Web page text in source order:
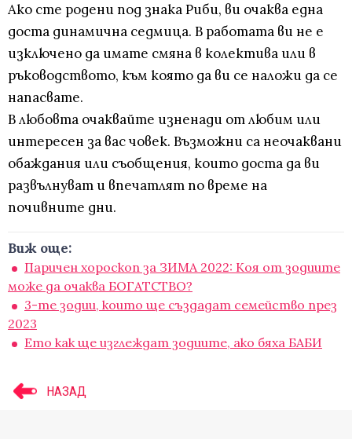
Ако сте родени под знака Риби, ви очаква една
доста динамична седмица. В работата ви не е
изключено да имате смяна в колектива или в
ръководството, към която да ви се наложи да се
напасвате.
В любовта очаквайте изненади от любим или
интересен за вас човек. Възможни са неочаквани
обаждания или съобщения, които доста да ви
развълнуват и впечатлят по време на
почивните дни.
Виж още:
Паричен хороскоп за ЗИМА 2022: Коя от зодиите
може да очаква БОГАТСТВО?
3-те зодии, които ще създадат семейство през
2023
Ето как ще изглеждат зодиите, ако бяха БАБИ
НАЗАД